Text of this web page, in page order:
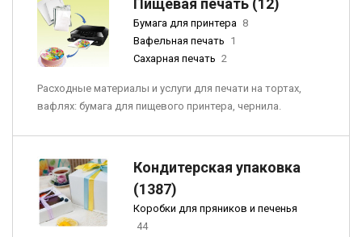
Пищевая печать (12)
Бумага для принтера 8
Вафельная печать 1
Сахарная печать 2
Расходные материалы и услуги для печати на тортах,
вафлях: бумага для пищевого принтера, чернила.
Кондитерская упаковка
(1387)
Коробки для пряников и печенья
44